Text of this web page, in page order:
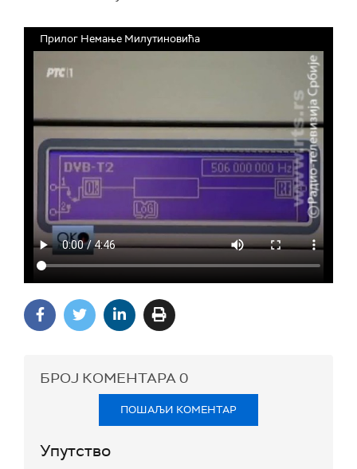
Прилог Немање Милутиновића
БРОЈ КОМЕНТАРА0
ПОШАЉИ КОМЕНТАР
Упутство